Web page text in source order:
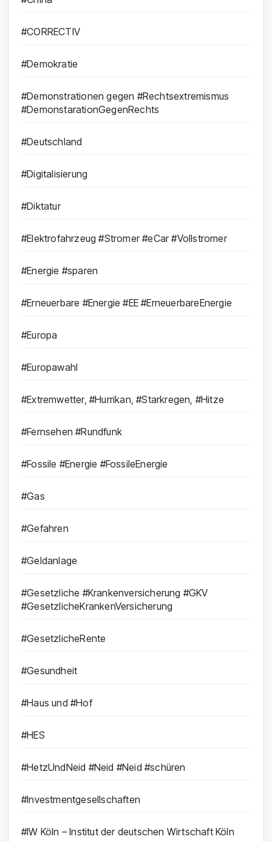
#CORRECTIV
#Demokratie
#Demonstrationen gegen #Rechtsextremismus
#DemonstarationGegenRechts
#Deutschland
#Digitalisierung
#Diktatur
#Elektrofahrzeug #Stromer #eCar #Vollstromer
#Energie #sparen
#Erneuerbare #Energie #EE #ErneuerbareEnergie
#Europa
#Europawahl
#Extremwetter, #Hurrikan, #Starkregen, #Hitze
#Fernsehen #Rundfunk
#Fossile #Energie #FossileEnergie
#Gas
#Gefahren
#Geldanlage
#Gesetzliche #Krankenversicherung #GKV
#GesetzlicheKrankenVersicherung
#GesetzlicheRente
#Gesundheit
#Haus und #Hof
#HES
#HetzUndNeid #Neid #Neid #schüren
#Investmentgesellschaften
#IW Köln – Institut der deutschen Wirtschaft Köln